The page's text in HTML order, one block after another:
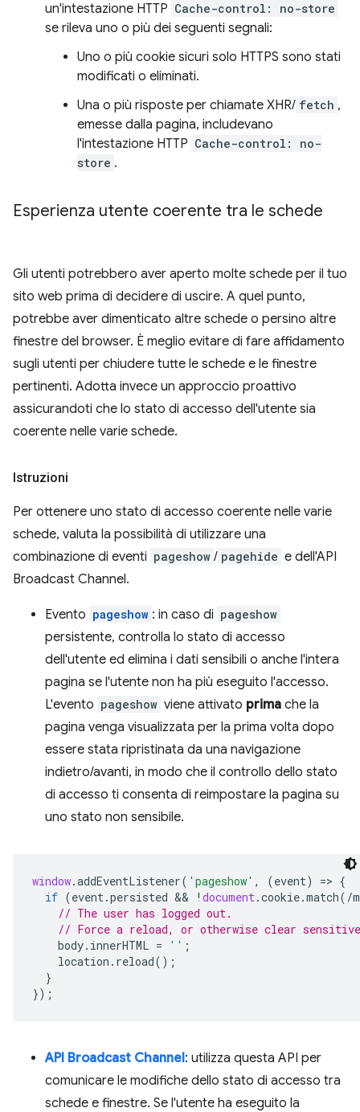
un'intestazione HTTP Cache-control: no-store
se rileva uno o più dei seguenti segnali:
Uno o più cookie sicuri solo HTTPS sono stati
modificati o eliminati.
Una o più risposte per chiamate XHR/ fetch ,
emesse dalla pagina, includevano
l'intestazione HTTP Cache-control: no-
store .
Esperienza utente coerente tra le schede
Gli utenti potrebbero aver aperto molte schede per il tuo
sito web prima di decidere di uscire. A quel punto,
potrebbe aver dimenticato altre schede o persino altre
finestre del browser. È meglio evitare di fare affidamento
sugli utenti per chiudere tutte le schede e le finestre
pertinenti. Adotta invece un approccio proattivo
assicurandoti che lo stato di accesso dell'utente sia
coerente nelle varie schede.
Istruzioni
Per ottenere uno stato di accesso coerente nelle varie
schede, valuta la possibilità di utilizzare una
combinazione di eventi pageshow / pagehide e dell'API
Broadcast Channel.
Evento pageshow : in caso di pageshow
persistente, controlla lo stato di accesso
dell'utente ed elimina i dati sensibili o anche l'intera
pagina se l'utente non ha più eseguito l'accesso.
L'evento pageshow viene attivato prima che la
pagina venga visualizzata per la prima volta dopo
essere stata ripristinata da una navigazione
indietro/avanti, in modo che il controllo dello stato
di accesso ti consenta di reimpostare la pagina su
uno stato non sensibile.
window.addEventListener( 'pageshow' , (event) => {
if (event.persisted && ! document.cookie.match( /
// The user has logged out.
// Force a reload, or otherwise clear
body. innerHTML = '' ;
location . reload();
}
});
API Broadcast Channel: utilizza questa API per
comunicare le modifiche dello stato di accesso tra
schede e finestre. Se l'utente ha eseguito la